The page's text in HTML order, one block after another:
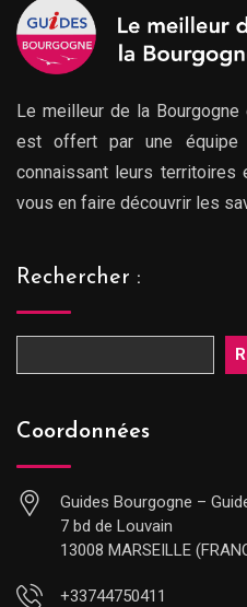
Le meilleur de la
est offert par une équipe
connaissant leurs
vous en faire découvrir les
Rechercher :
Coordonnées
Guides Bourgogne –
7 bd de Louvain
13008 MARSEILLE
+33744750411